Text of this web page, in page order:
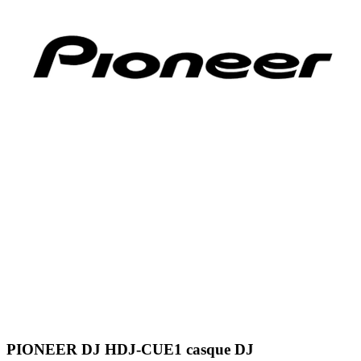
PIONEER DJ HDJ-CUE1 casque DJ